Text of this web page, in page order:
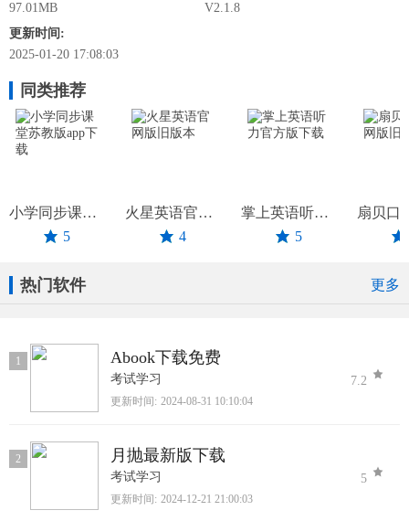
97.01MB
V2.1.8
更新时间:
2025-01-20 17:08:03
同类推荐
小学同步课堂苏教版app下载
5
火星英语官网版旧版本
4
掌上英语听力官方版下载
5
热门软件 更多
1 Abook下载免费
考试学习 7.2
更新时间: 2024-08-31 10:10:04
2 月抛最新版下载
考试学习 5
更新时间: 2024-12-21 21:00:03